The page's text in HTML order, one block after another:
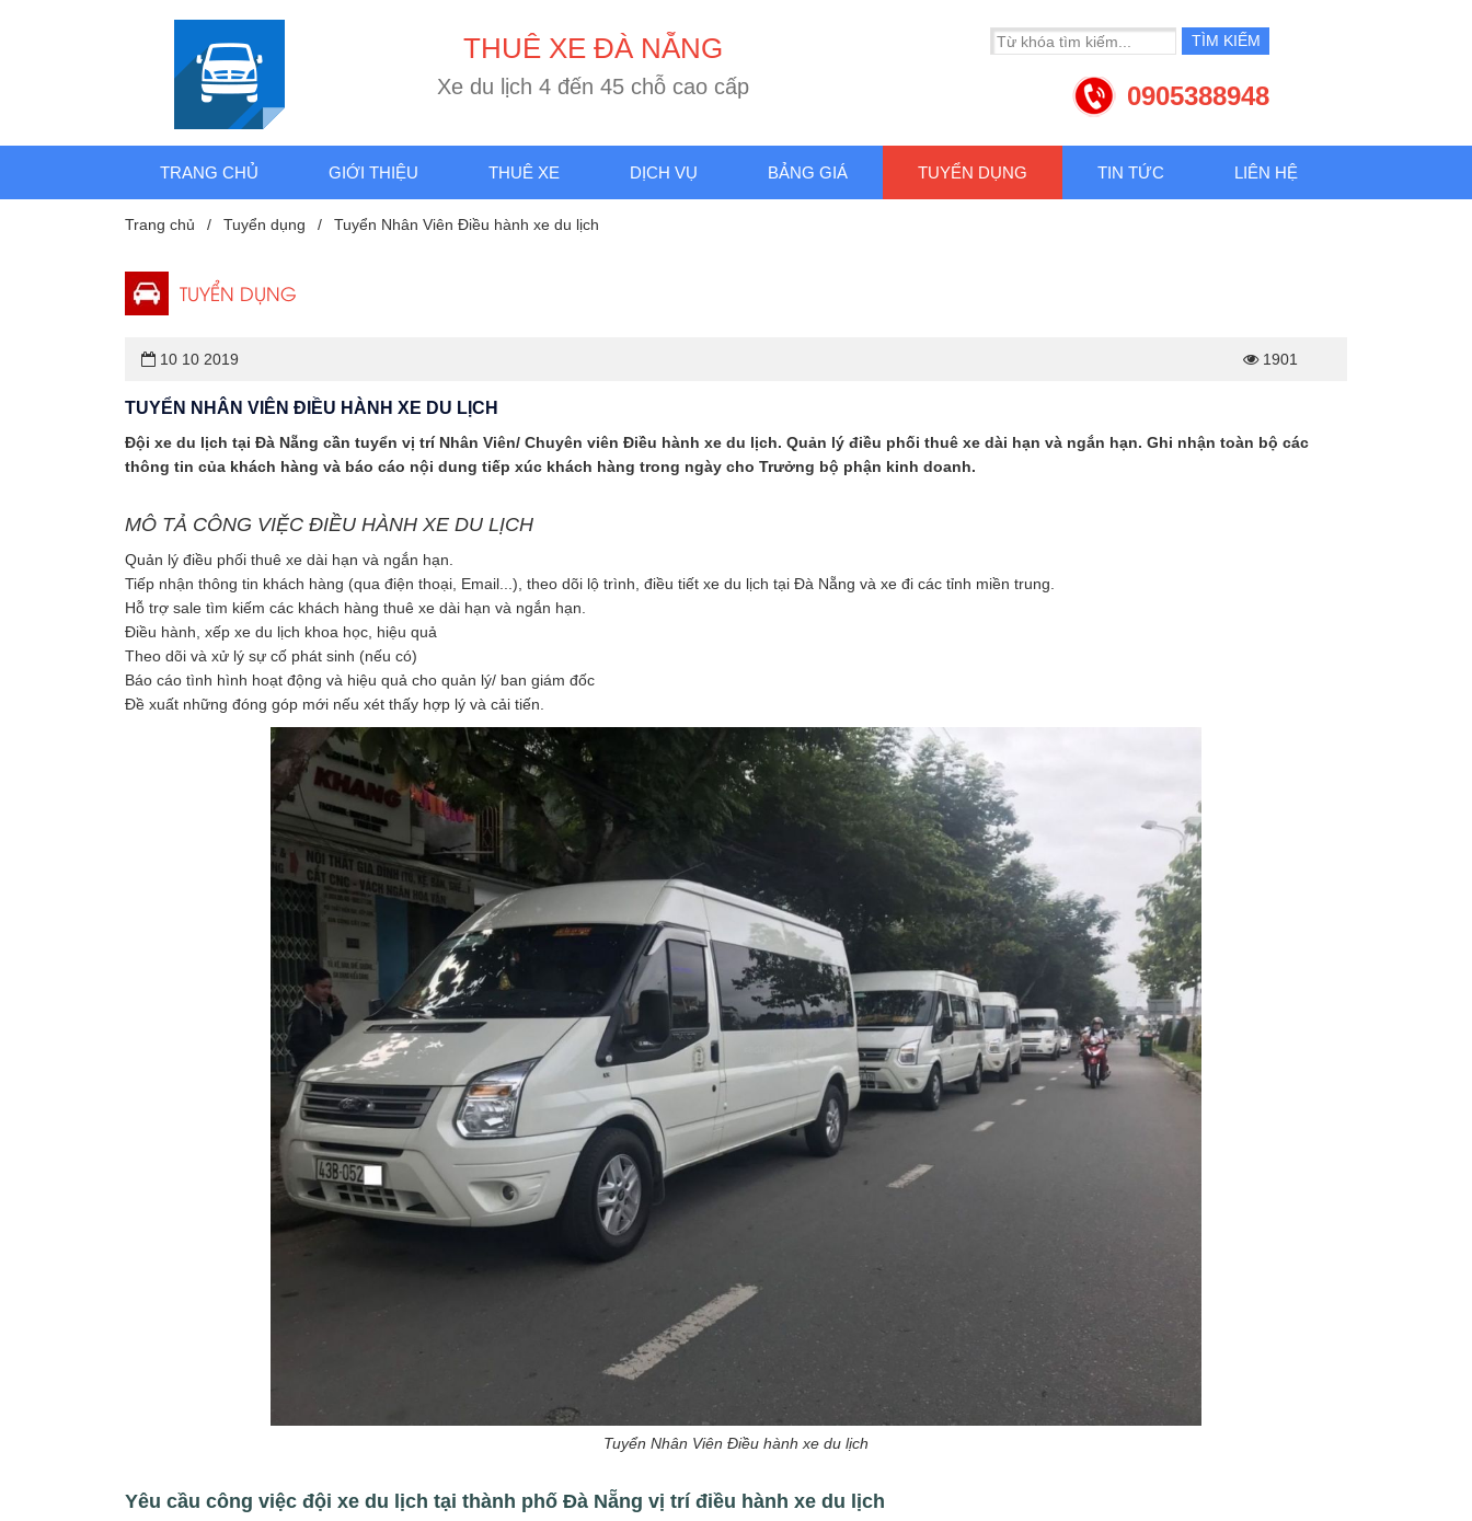
THUÊ XE ĐÀ NẴNG
Xe du ịch 4 đến 45 chỗ cao cấp 0905388948
TRANG CHỦ GIỚI THIỆU THUÊ XE DỊCH VỤ BẢNG GIÁ TUYỂN DỤNG TIN TỨC LIÊN HỆ
Trang chủ Tuyển dụng Tuyển Nhân Viên Điều hành xe du lịch
TUYỂN DỤNG
10 10 2019 1901
TUYỂN NHÂN VIÊN ĐIỀU HÀNH XE DU LỊCH
Đội xe du lịch tại Đà Nẵng cần tuyển vị trí Nhân Viên/ Chuyên viên Điều hành xe du lịch. Quản lý điều phối thuê xe dài hạn và ngắn hạn. Ghi nhận toàn bộ các
thông tin của khách hàng và báo cáo nội dung tiếp xúc khách hàng trong ngày cho Trưởng bộ phận kinh doanh.
MÔ TẢ CÔNG VIỆC ĐIỀU HÀNH XE DU LỊCH
Quản lý điều phối thuê xe dài hạn và ngắn hạn.
Tiếp nhận thông tin khách hàng (qua điện thoại, Email...), theo dõi lộ trình, điều tiết xe du lịch tại Đà Nẵng và xe đi các tỉnh miền trung.
Hỗ trợ sale tìm kiếm các khách hàng thuê xe dài hạn và ngắn hạn.
Điều hành, xếp xe du lịch khoa học, hiệu quả
Theo dõi và xử lý sự cố phát sinh (nếu có)
Báo cáo tình hình hoạt động và hiệu quả cho quản lý/ ban giám đốc
Đề xuất những đóng góp mới nếu xét thấy hợp lý và cải tiến.
Tuyển Nhân Viên Điều hành xe du lịch
Yêu cầu công việc đội xe du lịch tại thành phố Đà Nẵng vị trí điều hành xe du lịch